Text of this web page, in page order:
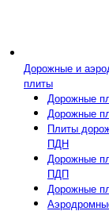
Дорожные и
плиты
Дорожные
Дорожные
Плиты
ПДН
Дорожные
ПДП
Дорожные